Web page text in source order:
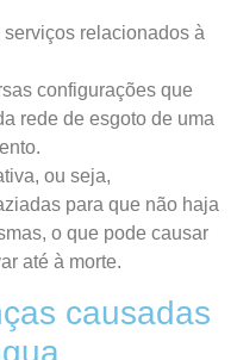
relacionados à
configurações que
rede de esgoto de uma
ou seja,
para que não haja
o que pode causar
até à morte.
causadas